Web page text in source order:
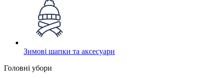
Зимові шапки та аксесуари
Головні убори